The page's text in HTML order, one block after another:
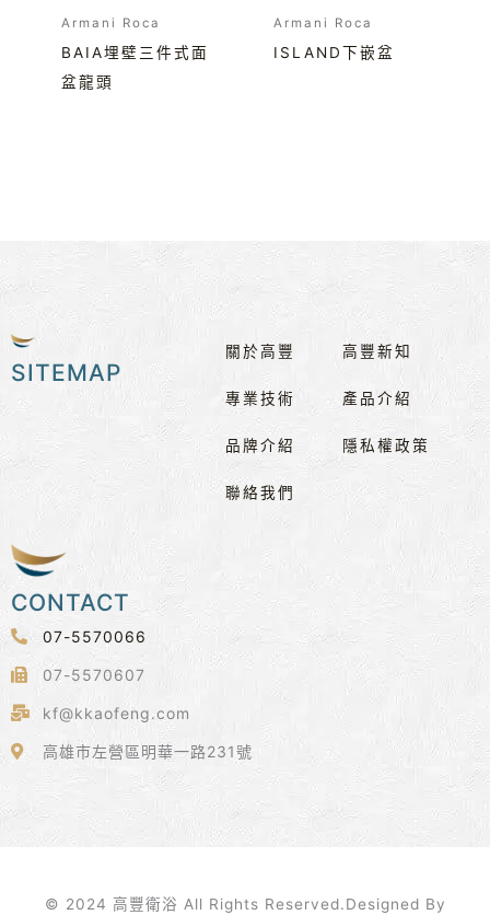
Armani Roca
BAIA埋壁三件式面
盆龍頭
Armani Roca
ISLAND下嵌盆
SITEMAP
關於高豐
專業技術
品牌介紹
聯絡我們
高豐新知
產品介紹
隱私權政策
CONTACT
07-5570066
07-5570607
kf@kkaofeng.com
高雄市左營區明華一路231號
© 2024 高豐衛浴 All Rights Reserved.Designed By